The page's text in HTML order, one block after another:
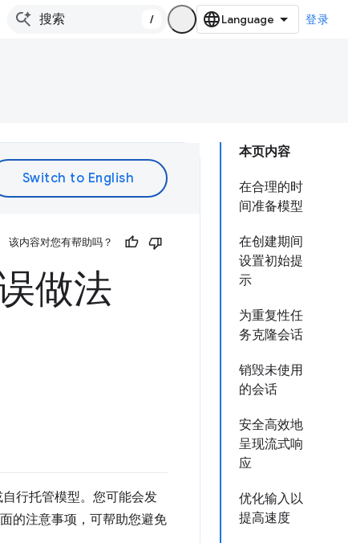
/ 登录
本页内容
在合理的时
间准备模型
在创建期间
设置初始提
示
为重复性任
务克隆会话
销毁未使用
的会话
安全高效地
呈现流式响
应
优化输入以
提高速度
该内容对您有帮助吗？
做法
行托管模型。您可能会发
的注意事项，可帮助您避免